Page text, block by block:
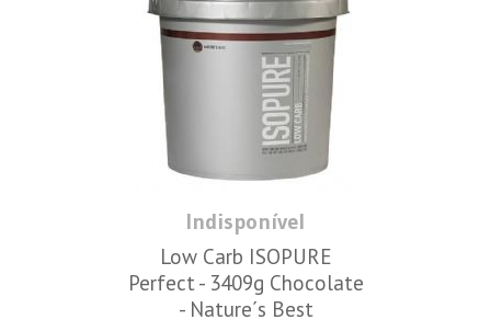
Indisponível
Low Carb ISOPURE
Perfect - 3409g Chocolate
- Nature´s Best